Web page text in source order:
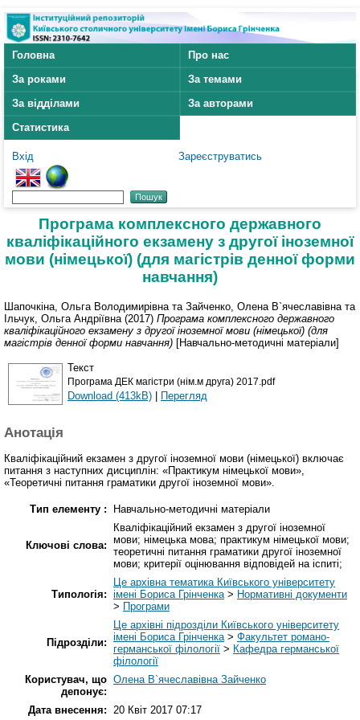
Головна
Про нас
За роками
За темами
За відділами
За авторами
Статистика
Вхід Зареєструватись
Програма комплексного державного
кваліфікаційного екзамену з другої іноземної
мови (німецької) (для магістрів денної форми
навчання)
Шапочкіна, Ольга Володимирівна та Зайченко, Олена В`ячеславівна та
Ільчук, Ольга Андріївна (2017) Програма комплексного державного
кваліфікаційного екзамену з другої іноземної мови (німецької) (для
магістрів денної форми навчання) [Навчально-методичні матеріали]
Текст
Програма ДЕК магістри (нім.м друга) 2017.pdf
Download (413kB) | Перегляд
Анотація
Кваліфікаційний екзамен з другої іноземної мови (німецької) включає
питання з наступних дисциплін: «Практикум німецької мови»,
«Теоретичні питання граматики другої іноземної мови».
Тип елементу : Навчально-методичні матеріали
Ключові слова:
Кваліфікаційний екзамен з другої іноземної
мови; німецька мова; практикум німецької мови;
теоретичні питання граматики другої іноземної
мови; критерії оцінювання відповідей на іспиті;
Типологія:
Це архівна тематика Київського університету
імені Бориса Грінченка> Нормативні документи
> Програми
Підрозділи:
Це архівні підрозділи Київського університету
імені Бориса Грінченка> Факультет романо-
германської філології > Кафедра германської
філології
Користувач, що
депонує:
Олена В`ячеславівна Зайченко
Дата внесення: 20 Квіт 2017 07:17